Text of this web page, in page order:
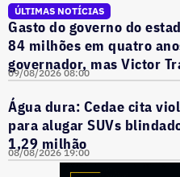
ÚLTIMAS NOTÍCIAS
Gasto do governo do
84 milhões em quatro
governador, mas Victor
09/08/2026 08:00
Água dura: Cedae cita
para alugar SUVs
1,29 milhão
08/08/2026 19:00